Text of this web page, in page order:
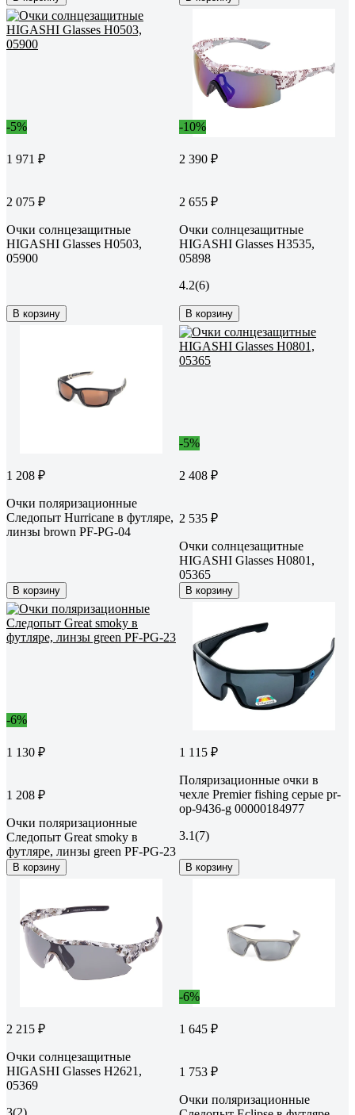
-5%
1 971 ₽
2 075 ₽
Очки солнцезащитные
HIGASHI Glasses H0503,
05900
В корзину
-10%
2 390 ₽
2 655 ₽
Очки солнцезащитные
HIGASHI Glasses H3535,
05898
4.2(6)
В корзину
1 208 ₽
Очки поляризационные
Следопыт Hurricane в футляре,
линзы brown PF-PG-04
В корзину
-5%
2 408 ₽
2 535 ₽
Очки солнцезащитные
HIGASHI Glasses H0801,
05365
В корзину
-6%
1 130 ₽
1 208 ₽
Очки поляризационные
Следопыт Great smoky в
футляре, линзы green PF-PG-23
В корзину
1 115 ₽
Поляризационные очки в
чехле Premier fishing серые pr-
op-9436-g 00000184977
3.1(7)
В корзину
2 215 ₽
Очки солнцезащитные
HIGASHI Glasses H2621,
05369
3(2)
-6%
1 645 ₽
1 753 ₽
Очки поляризационные